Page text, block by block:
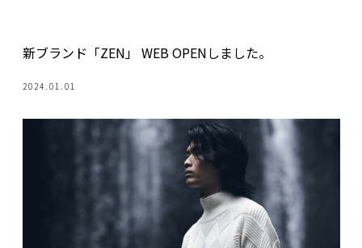
新ブランド「ZEN」 WEB OPENしました。
2024.01.01